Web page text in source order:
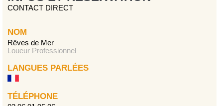
CONTACT DIRECT
NOM
Rêves de Mer
Loueur Professionnel
LANGUES PARLÉES
TÉLÉPHONE